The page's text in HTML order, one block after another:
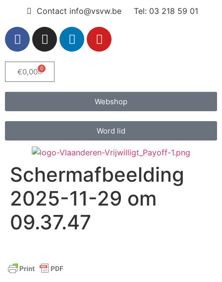
Contact info@vsvw.be Tel: 03 218 59 01
€0,00 0
Webshop
Word lid
Scherm­afbeelding
2025-11-29 om
09.37.47